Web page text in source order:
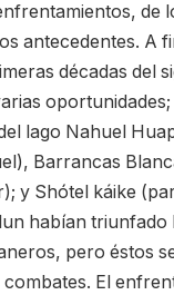
de
antecedentes. A
décadas del
lago Nahuel
Barrancas
y Shótel káike
habían triunfado
pero éstos
El